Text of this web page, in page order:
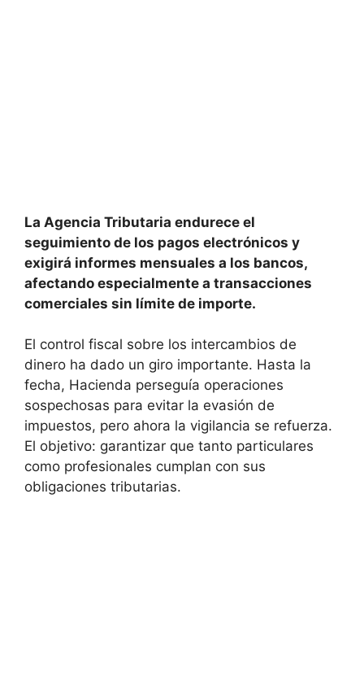
La Agencia Tributaria endurece el
seguimiento de los pagos electrónicos y
exigirá informes mensuales a los bancos,
afectando especialmente a transacciones
comerciales sin límite de importe.
El control fiscal sobre los intercambios de
dinero ha dado un giro importante. Hasta la
fecha, Hacienda perseguía operaciones
sospechosas para evitar la evasión de
impuestos, pero ahora la vigilancia se refuerza.
El objetivo: garantizar que tanto particulares
como profesionales cumplan con sus
obligaciones tributarias.